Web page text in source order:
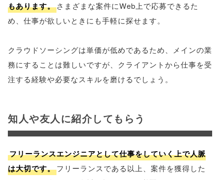
もあります。 さまざまな案件にWeb上で応募できるた
め、仕事が欲しいときにも手軽に探せます。
クラウドソーシングは単価が低めであるため、メインの業
務にすることは難しいですが、クライアントから仕事を受
注する経験や必要なスキルを磨けるでしょう。
知人や友人に紹介してもらう
フリーランスエンジニアとして仕事をしていく上で人脈
は大切です。フリーランスである以上、案件を獲得した